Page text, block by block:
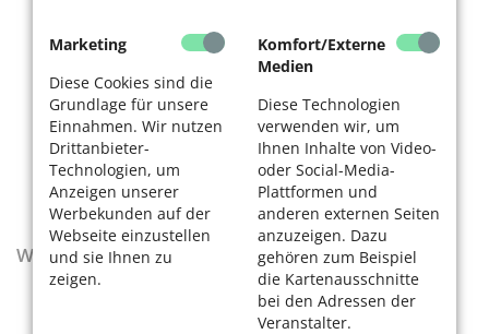
Marketing
Diese Cookies sind die
Grundlage für unsere
Einnahmen. Wir nutzen
Drittanbieter-
Technologien, um
Anzeigen unserer
Werbekunden auf der
Webseite einzustellen
und sie Ihnen zu
zeigen.
Komfort/Externe
Medien
Diese Technologien
verwenden wir, um
Ihnen Inhalte von Video-
oder Social-Media-
Plattformen und
anderen externen Seiten
anzuzeigen. Dazu
gehören zum Beispiel
die Kartenausschnitte
bei den Adressen der
Veranstalter.
Wegweiser - Aktualisierte Ausgabe 2025–2027